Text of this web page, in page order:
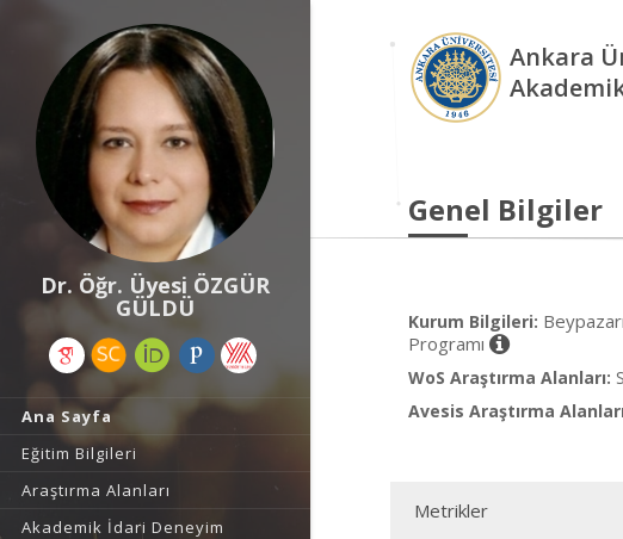
Dr. Öğr. Üyesi ÖZGÜR
GÜLDÜ
Ana Sayfa
Eğitim Bilgileri
Araştırma Alanları
Akademik İdari Deneyim
Ankara
Genel Bilgiler
Kurum Bilgileri:
Programı
WoS Araştırma Alanları:
Avesis Araştırma
Metrikler